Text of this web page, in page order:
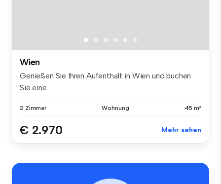
Wien
Genießen Sie Ihren Aufenthalt in Wien und buchen
Sie eine...
2 Zimmer Wohnung 45 m²
€ 2.970 Mehr sehen